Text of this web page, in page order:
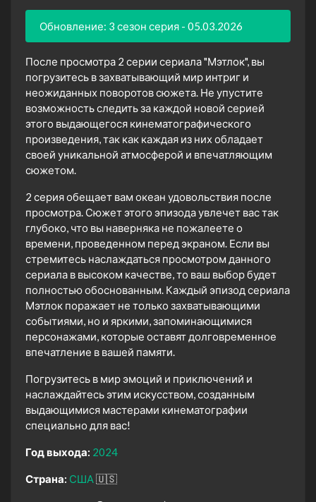
Обновление: 3 сезон серия - 05.03.2026
После просмотра 2 серии сериала "Мэтлок", вы
погрузитесь в захватывающий мир интриг и
неожиданных поворотов сюжета. Не упустите
возможность следить за каждой новой серией
этого выдающегося кинематографического
произведения, так как каждая из них обладает
своей уникальной атмосферой и впечатляющим
сюжетом.
2 серия обещает вам океан удовольствия после
просмотра. Сюжет этого эпизода увлечет вас так
глубоко, что вы наверняка не пожалеете о
времени, проведенном перед экраном. Если вы
стремитесь наслаждаться просмотром данного
сериала в высоком качестве, то ваш выбор будет
полностью обоснованным. Каждый эпизод сериала
Мэтлок поражает не только захватывающими
событиями, но и яркими, запоминающимися
персонажами, которые оставят долговременное
впечатление в вашей памяти.
Погрузитесь в мир эмоций и приключений и
наслаждайтесь этим искусством, созданным
выдающимися мастерами кинематографии
специально для вас!
Год выхода: 2024
Страна: США🇺🇸